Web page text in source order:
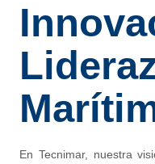
En Tecnimar, nuestra